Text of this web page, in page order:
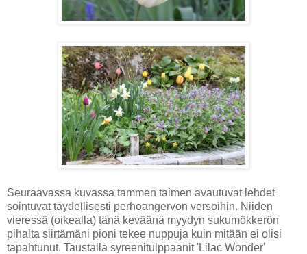
Seuraavassa kuvassa tammen taimen avautuvat lehdet
sointuvat täydellisesti perhoangervon versoihin. Niiden
vieressä (oikealla) tänä keväänä myydyn sukumökkerön
pihalta siirtämäni pioni tekee nuppuja kuin mitään ei olisi
tapahtunut. Taustalla syreenitulppaanit 'Lilac Wonder'